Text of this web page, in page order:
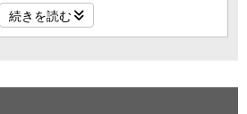
初の客室内に専用露天風呂を備
続きを読む